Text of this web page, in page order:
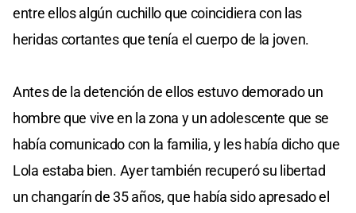
entre ellos algún cuchillo que coincidiera con las
heridas cortantes que tenía el cuerpo de la joven.
Antes de la detención de ellos estuvo demorado un
hombre que vive en la zona y un adolescente que se
había comunicado con la familia, y les había dicho que
Lola estaba bien. Ayer también recuperó su libertad
un changarín de 35 años, que había sido apresado el